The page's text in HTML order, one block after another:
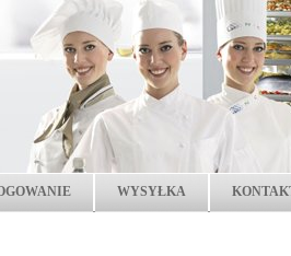
WYSYŁKA